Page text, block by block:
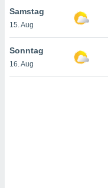
Samstag
15. Aug
Sonntag
16. Aug